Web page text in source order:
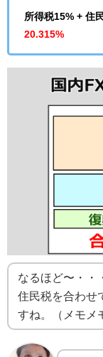
所得税15% + 住
20.315%
なるほど〜・・
住民税を合わせ
すね。（メモメ